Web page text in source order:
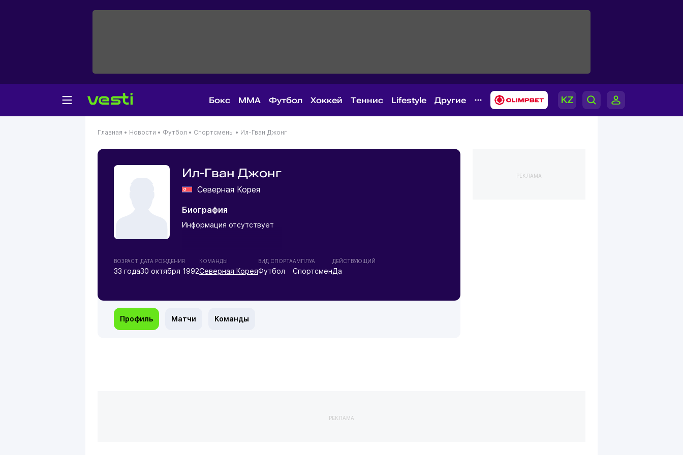
Бокс MMA Футбол Хоккей Теннис Lifestyle Другие
Главная • Новости • Футбол • Спортсмены • Ил-Гван Джонг
Ил-Гван Джонг
Северная Корея
Биография
Информация отсутствует
ВОЗРАСТ
33 года
ДАТА РОЖДЕНИЯ
30 октября 1992
КОМАНДЫ
Северная Корея
ВИД СПОРТА
Футбол
АМПЛУА
Спортсмен
ДЕЙСТВУЮЩИЙ
Да
Профиль Матчи Команды
РЕКЛАМА
РЕКЛАМА